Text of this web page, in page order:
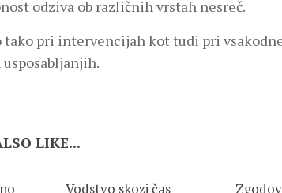
odziva ob različnih vrstah nesreč.
tako pri intervencijah kot tudi pri
LIKE...
Vodstvo skozi čas